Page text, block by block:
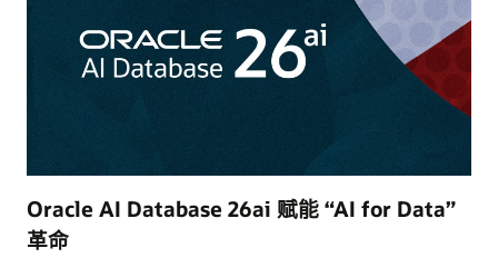
Oracle AI Database 26ai 赋能 “AI for Data”
革命